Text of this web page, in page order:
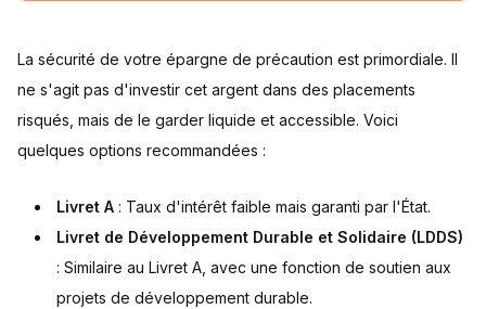
La sécurité de votre épargne de précaution est primordiale. Il
ne s'agit pas d'investir cet argent dans des placements
risqués, mais de le garder liquide et accessible. Voici
quelques options recommandées :
Livret A : Taux d'intérêt faible mais garanti par l'État.
Livret de Développement Durable et Solidaire (LDDS)
: Similaire au Livret A, avec une fonction de soutien aux
projets de développement durable.